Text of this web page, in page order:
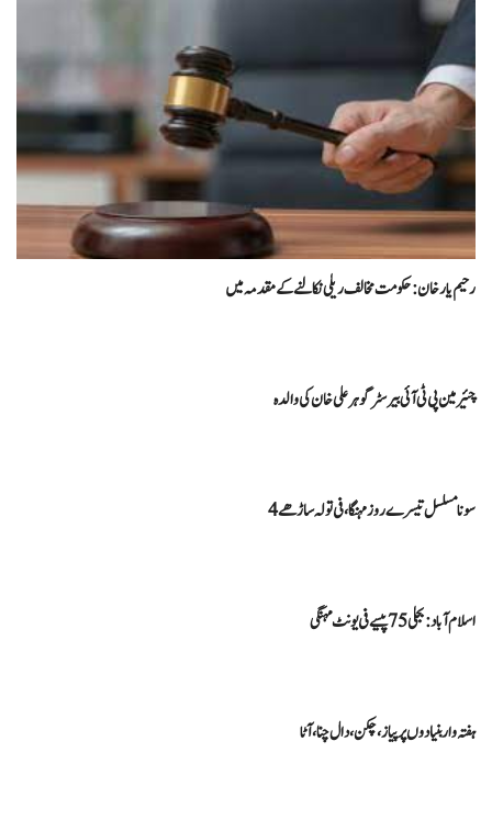
رحیم یارخان :حکومت مخالف ریلی نکالنے کے مقدمہ میں
چئیرمین پی ٹی آئی بیرسٹر گوہرعلی خان کی والدہ
سونا مسلسل تیسرے روز مہنگا، فی تولہ ساڑھے 4
اسلام آباد : بجلی 75 پیسے فی یونٹ مہنگی
ہفتہ وار بنیادوں پر پیاز، چکن، دال چنا، آٹا